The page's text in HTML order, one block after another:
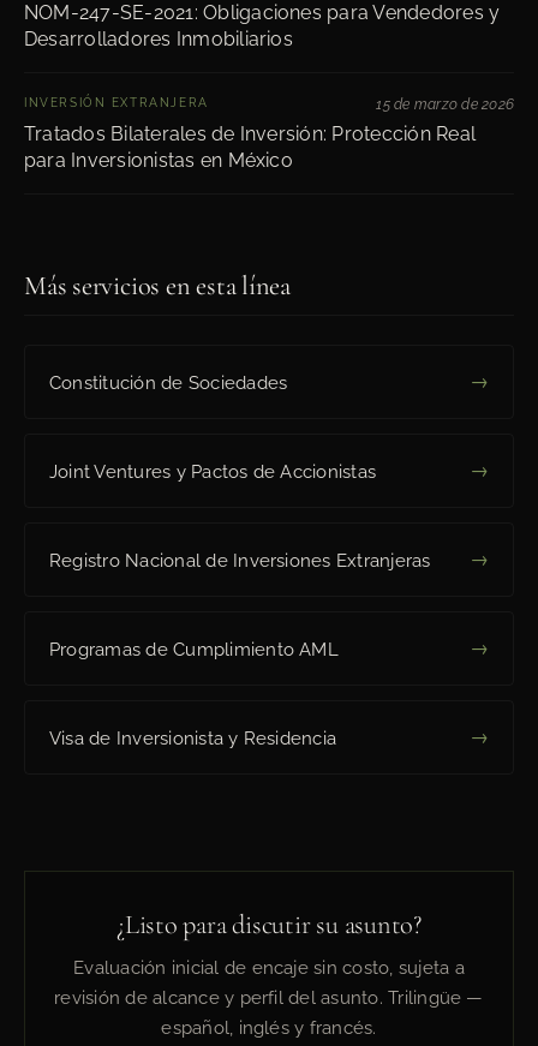
NOM-247-SE-2021: Obligaciones para Vendedores y
Desarrolladores Inmobiliarios
INVERSIÓN EXTRANJERA
Tratados Bilaterales de Inversión: Protección Real
para Inversionistas en México
15 de marzo de 2026
Más servicios en esta línea
Constitución de Sociedades →
Joint Ventures y Pactos de Accionistas →
Registro Nacional de Inversiones Extranjeras →
Programas de Cumplimiento AML →
Visa de Inversionista y Residencia →
¿Listo para discutir su asunto?
Evaluación inicial de encaje sin costo, sujeta a
revisión de alcance y perfil del asunto. Trilingüe —
español, inglés y francés.